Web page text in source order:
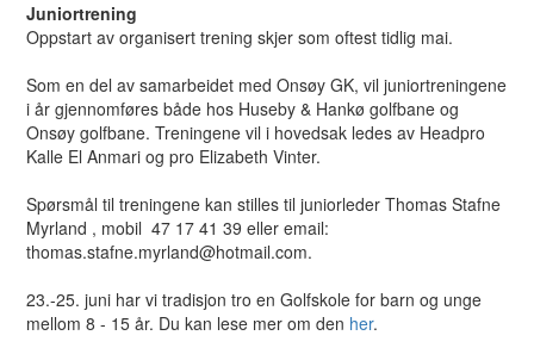
Juniortrening
Oppstart av organisert trening skjer som oftest tidlig mai.
Som en del av samarbeidet med Onsøy GK, vil juniortreningene
i år gjennomføres både hos Huseby & Hankø golfbane og
Onsøy golfbane. Treningene vil i hovedsak ledes av Headpro
Kalle El Anmari og pro Elizabeth Vinter.
Spørsmål til treningene kan stilles til juniorleder Thomas Stafne
Myrland , mobil 47 17 41 39 eller email:
thomas.stafne.myrland@hotmail.com.
23.-25. juni har vi tradisjon tro en Golfskole for barn og unge
mellom 8 - 15 år. Du kan lese mer om den her.